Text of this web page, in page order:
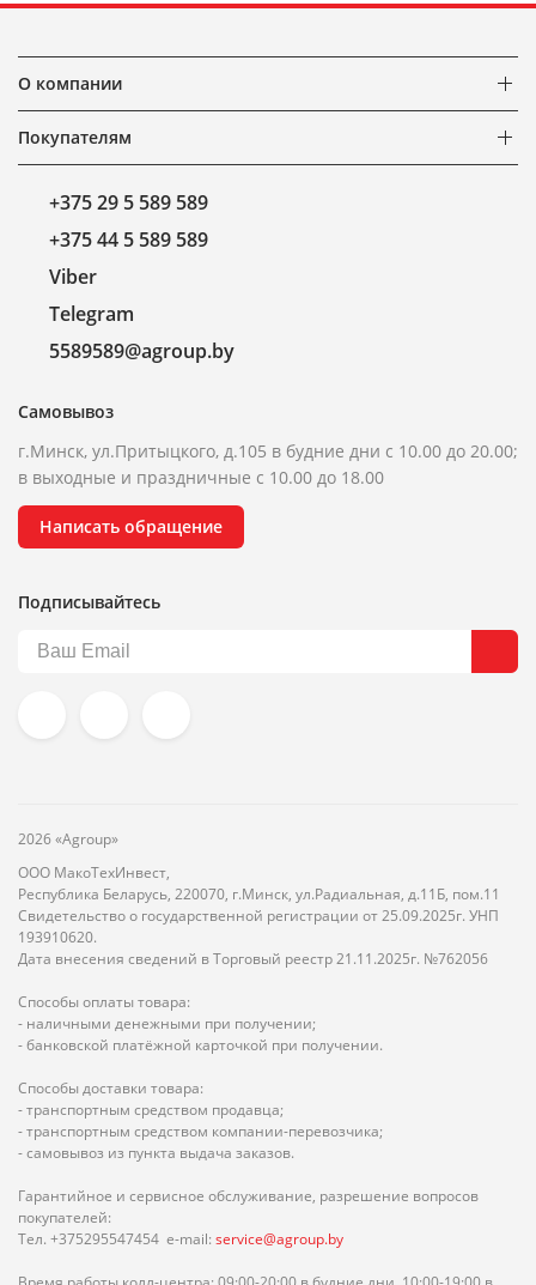
О компании
Покупателям
+375 29 5 589 589
+375 44 5 589 589
Viber
Telegram
5589589@agroup.by
Самовывоз
г.Минск, ул.Притыцкого, д.105 в будние дни с 10.00 до 20.00;
в выходные и праздничные с 10.00 до 18.00
Написать обращение
Подписывайтесь
2026 «Agroup»
ООО МакоТехИнвест,
Республика Беларусь, 220070, г.Минск, ул.Радиальная, д.11Б, пом.11
Свидетельство о государственной регистрации от 25.09.2025г. УНП
193910620.
Дата внесения сведений в Торговый реестр 21.11.2025г. №762056
Способы оплаты товара:
- наличными денежными при получении;
- банковской платёжной карточкой при получении.
Способы доставки товара:
- транспортным средством продавца;
- транспортным средством компании-перевозчика;
- самовывоз из пункта выдача заказов.
Гарантийное и сервисное обслуживание, разрешение вопросов
покупателей:
Тел. +375295547454 e-mail: service@agroup.by